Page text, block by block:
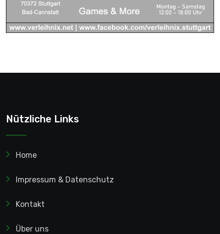
Nützliche Links
Home
Impressum & Datenschutz
Kontakt
Über uns